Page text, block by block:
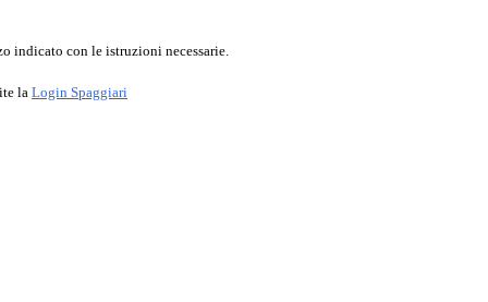
indicato con le istruzioni necessarie.
la Login Spaggiari